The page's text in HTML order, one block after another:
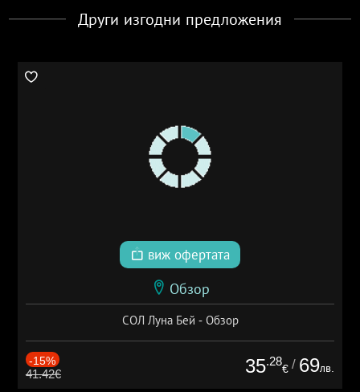
Други изгодни предложения
виж офертата
Обзор
СОЛ Луна Бей - Обзор
-15%
41.42€ 35.28
€ / 69лв.